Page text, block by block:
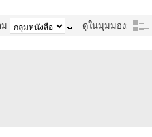
ม ดูในมุมมอง: